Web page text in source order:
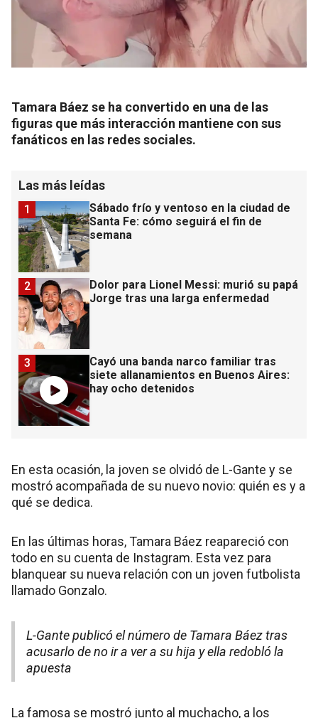
Tamara Báez se ha convertido en una de las
figuras que más interacción mantiene con sus
fanáticos en las redes sociales.
Las más leídas
Sábado frío y ventoso en la ciudad de
Santa Fe: cómo seguirá el fin de
semana
1
Dolor para Lionel Messi: murió su papá
Jorge tras una larga enfermedad
2
Cayó una banda narco familiar tras
siete allanamientos en Buenos Aires:
hay ocho detenidos
3
En esta ocasión, la joven se olvidó de L-Gante y se
mostró acompañada de su nuevo novio: quién es y a
qué se dedica.
En las últimas horas, Tamara Báez reapareció con
todo en su cuenta de Instagram. Esta vez para
blanquear su nueva relación con un joven futbolista
llamado Gonzalo.
L-Gante publicó el número de Tamara Báez tras
acusarlo de no ir a ver a su hija y ella redobló la
apuesta
La famosa se mostró junto al muchacho, a los